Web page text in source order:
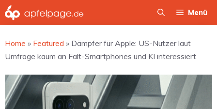
Zum
Inhalt
Menü
Home » Featured » Dämpfer für Apple: US-Nutzer laut
Umfrage kaum an Falt-Smartphones und KI interessiert